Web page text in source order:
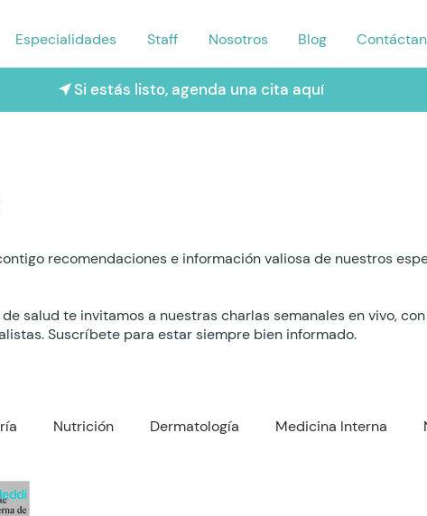
Especialidades Staff Nosotros Blog
Si estás listo, agenda una cita aquí
recomendaciones e información valiosa de nuestros
salud te invitamos a nuestras charlas semanales en vivo,
Suscríbete para estar siempre bien informado.
Nutrición Dermatología Medicina Interna